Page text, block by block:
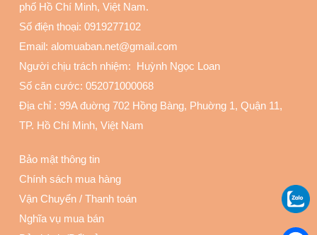
phố Hồ Chí Minh, Việt Nam.
Số điện thoại: 0919277102
Email: alomuaban.net@gmail.com
Người chịu trách nhiệm: Huỳnh Ngọc Loan
Số căn cước: 052071000068
Địa chỉ : 99A đuờng 702 Hồng Bàng, Phuờng 1, Quận 11,
TP. Hồ Chí Minh, Việt Nam
Bảo mật thông tin
Chính sách mua hàng
Vận Chuyển / Thanh toán
Nghĩa vụ mua bán